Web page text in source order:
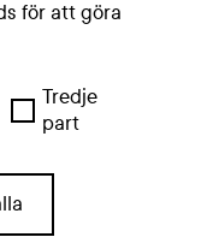
för att göra
Tredje
part